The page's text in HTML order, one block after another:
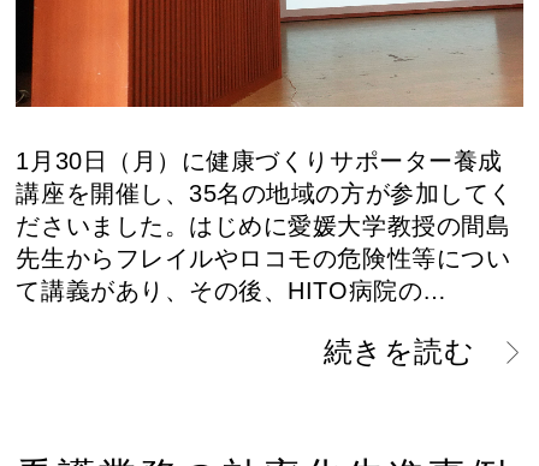
1月30日（月）に健康づくりサポーター養成
講座を開催し、35名の地域の方が参加してく
ださいました。はじめに愛媛大学教授の間島
先生からフレイルやロコモの危険性等につい
て講義があり、その後、HITO病院の…
続きを読む